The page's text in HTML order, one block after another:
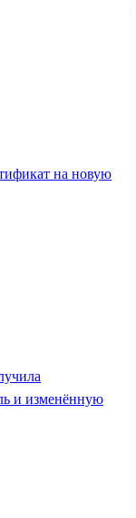
на новую
и изменённую